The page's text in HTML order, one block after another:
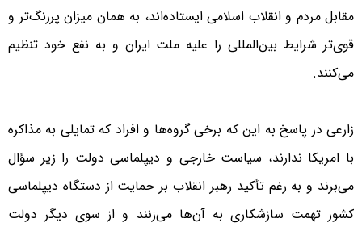
مقابل مردم و انقلاب اسلامی ایستاده‌اند، به‌‌‌ همان میزان پررنگ‌تر و
قوی‌تر شرایط بین‌المللی را علیه ملت ایران و به نفع خود تنظیم
می‌کنند.
زارعی ‌در پاسخ به این ‌که برخی گروه‌ها و افراد که تمایلی به مذاکره
با امریکا ندارند، سیاست خارجی و دیپلماسی دولت را زیر سؤال
می‌برند و به رغم تأکید رهبر انقلاب بر حمایت از دستگاه دیپلماسی
کشور تهمت سازشکاری به آن‌ها می‌زنند و از سوی دیگر دولت